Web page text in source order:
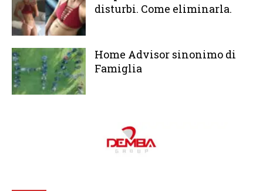
disturbi. Come eliminarla.
Home Advisor sinonimo di
Famiglia